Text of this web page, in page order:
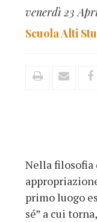
venerdì 23
Scuola Alti
Nella filosofia
primo luogo
sé” a cui